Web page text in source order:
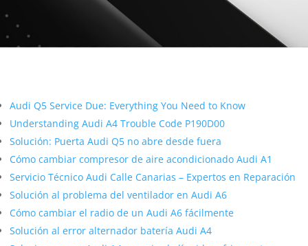
Audi Q5 Service Due: Everything You Need to Know
Understanding Audi A4 Trouble Code P190D00
Solución: Puerta Audi Q5 no abre desde fuera
Cómo cambiar compresor de aire acondicionado Audi A1
Servicio Técnico Audi Calle Canarias – Expertos en Reparación
Solución al problema del ventilador en Audi A6
Cómo cambiar el radio de un Audi A6 fácilmente
Solución al error alternador batería Audi A4